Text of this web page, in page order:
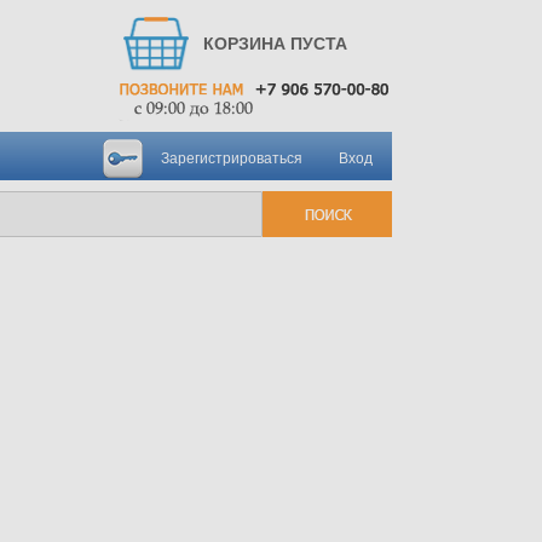
КОРЗИНА ПУСТА
Вход
Зарегистрироваться